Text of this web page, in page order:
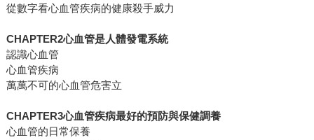
從數字看心血管疾病的健康殺手威力
CHAPTER2心血管是人體發電系統
認識心血管
心血管疾病
萬萬不可的心血管危害立
CHAPTER3心血管疾病最好的預防與保健調養
心血管的日常保養